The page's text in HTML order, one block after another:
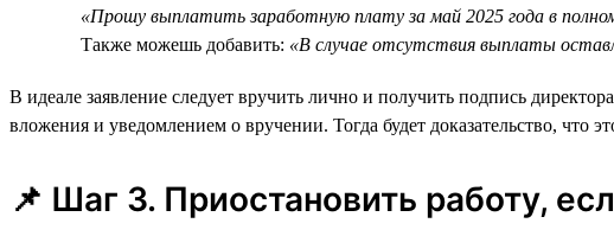
«Прошу выплатить заработную плату за май 2025 года в
Также можешь добавить: «В случае отсутствия выплаты
В идеале заявление следует вручить лично и получить подпись
вложения и уведомлением о вручении. Тогда будет доказательство, что
📌 Шаг 3. Приостановить работу,